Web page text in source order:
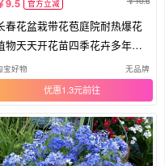
9.5 官方立减
春花盆栽带花苞庭院耐热爆花
物天天开花苗四季花卉多年生
植
宝好物 无品牌
优惠1.3元